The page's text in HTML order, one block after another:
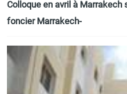
Colloque en avril à
foncier Marrakech-